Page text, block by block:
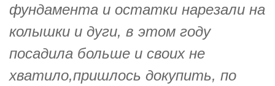
фундамента и остатки нарезали на
колышки и дуги, в этом году
посадила больше и своих не
хватило,пришлось докупить, по